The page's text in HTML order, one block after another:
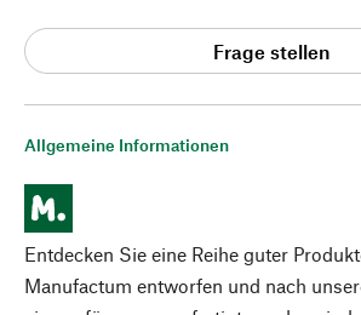
Allgemeine Informationen
Entdecken Sie eine Reihe guter
Manufactum entworfen und nach
Frage stellen